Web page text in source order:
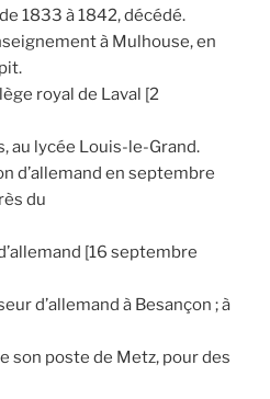
1833 à 1842, décédé.
à Mulhouse, en
royal de Laval [2
au lycée Louis-le-Grand.
d’allemand en septembre
du
[16 septembre
d’allemand à Besançon ; à
son poste de Metz, pour des